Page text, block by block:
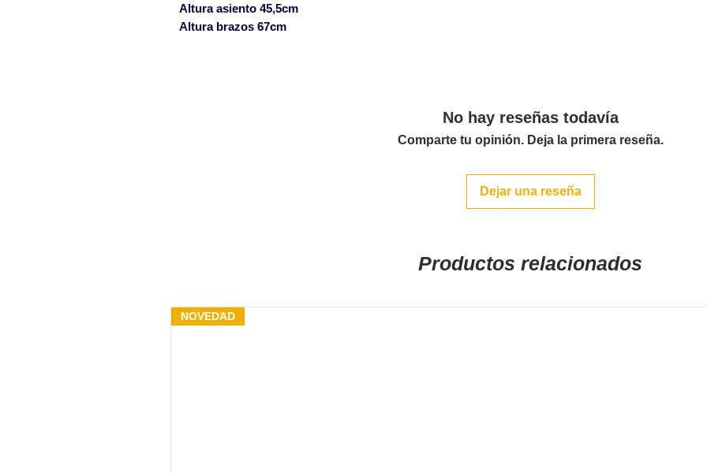
Altura asiento 45,5cm
Altura brazos 67cm
No hay reseñas todavía
Comparte tu opinión. Deja la primera reseña.
Dejar una reseña
Productos relacionados
NOVEDAD